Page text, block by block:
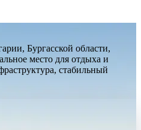
Бургасской области,
место для отдыха и
стабильный